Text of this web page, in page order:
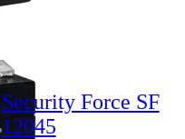
Security Force SF
12045